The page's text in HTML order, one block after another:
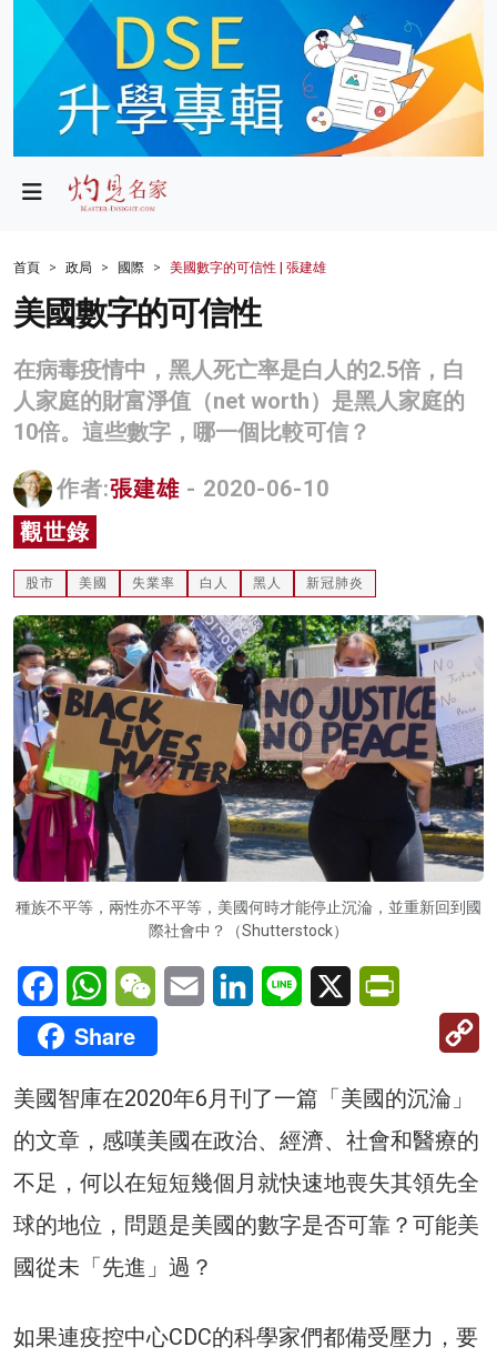
政局
財經
生活
商業
科技
影片
名家榜
灼見活動
關於我們
首頁 政局 國際 美國數字的可信性 | 張建雄
美國數字的可信性
在病毒疫情中，黑人死亡率是白人的2.5倍，白
人家庭的財富淨值（net worth）是黑人家庭的
10倍。這些數字，哪一個比較可信？
作者:張建雄 - 2020-06-10
觀世錄
股市 美國 失業率 白人 黑人 新冠肺炎
種族不平等，兩性亦不平等，美國何時才能停止沉淪，並重新回到國
際社會中？（Shutterstock）
FacebookWhatsAppWeChatEmail LinkedInLine X
Share
美國智庫在2020年6月刊了一篇「美國的沉淪」
的文章，感嘆美國在政治、經濟、社會和醫療的
不足，何以在短短幾個月就快速地喪失其領先全
球的地位，問題是美國的數字是否可靠？可能美
國從未「先進」過？
如果連疫控中心CDC的科學家們都備受壓力，要